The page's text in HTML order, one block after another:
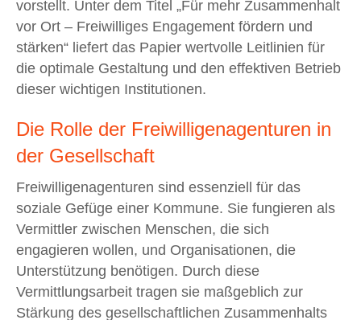
vorstellt. Unter dem Titel „Für mehr Zusammenhalt
vor Ort – Freiwilliges Engagement fördern und
stärken“ liefert das Papier wertvolle Leitlinien für
die optimale Gestaltung und den effektiven Betrieb
dieser wichtigen Institutionen.
Die Rolle der Freiwilligenagenturen in
der Gesellschaft
Freiwilligenagenturen sind essenziell für das
soziale Gefüge einer Kommune. Sie fungieren als
Vermittler zwischen Menschen, die sich
engagieren wollen, und Organisationen, die
Unterstützung benötigen. Durch diese
Vermittlungsarbeit tragen sie maßgeblich zur
Stärkung des gesellschaftlichen Zusammenhalts